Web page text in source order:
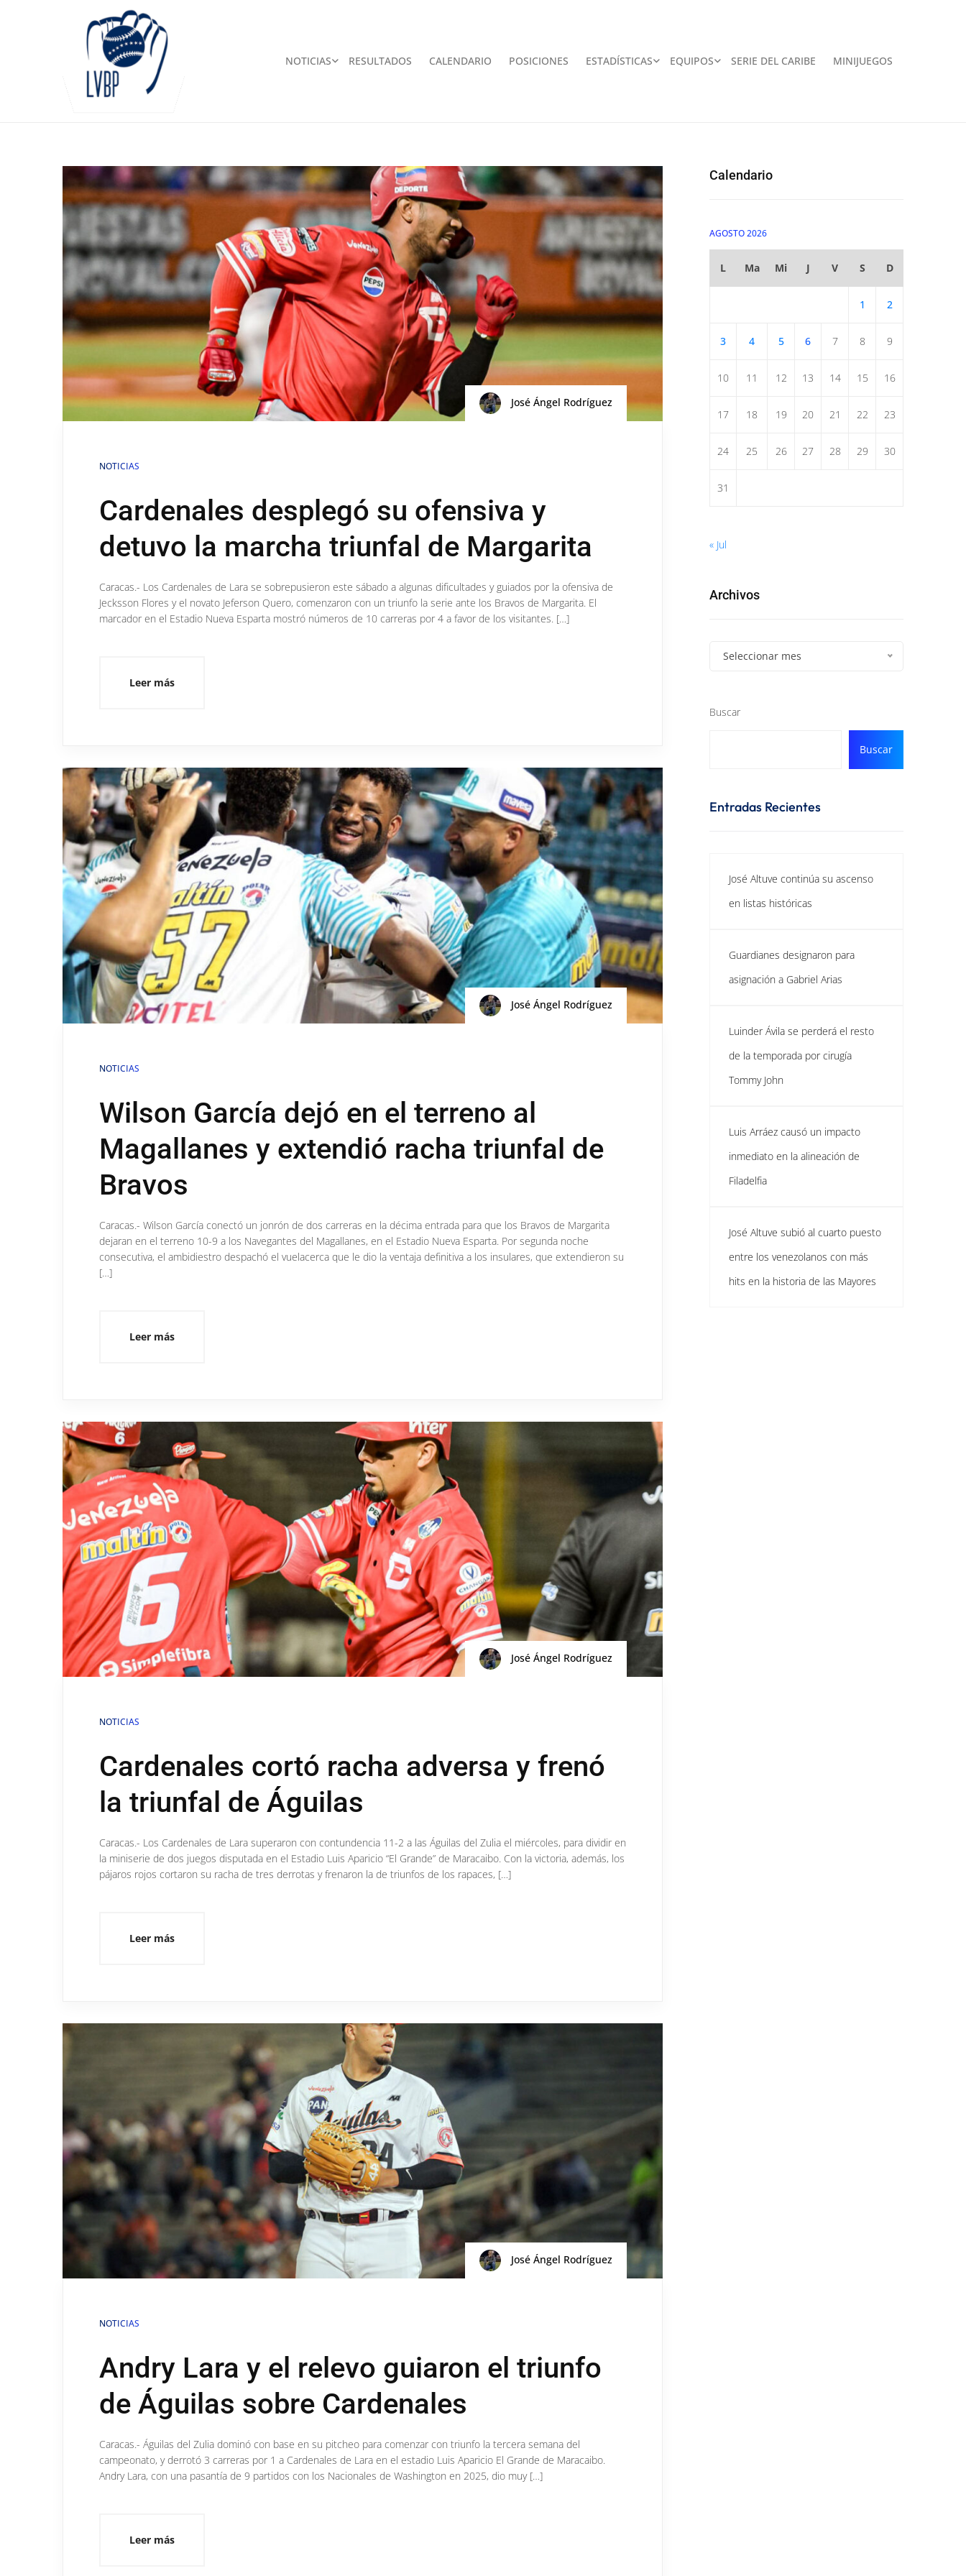
NOTICIAS RESULTADOS CALENDARIO POSICIONES ESTADÍSTICAS EQUIPOS SERIE DEL CARIBE MINIJUEGOS
José Ángel Rodríguez
NOTICIAS
Cardenales desplegó su ofensiva y
detuvo la marcha triunfal de Margarita
Caracas.- Los Cardenales de Lara se sobrepusieron este sábado a algunas dificultades y guiados por la ofensiva de
Jecksson Flores y el novato Jeferson Quero, comenzaron con un triunfo la serie ante los Bravos de Margarita. El
marcador en el Estadio Nueva Esparta mostró números de 10 carreras por 4 a favor de los visitantes. […]
Leer más
José Ángel Rodríguez
NOTICIAS
Wilson García dejó en el terreno al
Magallanes y extendió racha triunfal de
Bravos
Caracas.- Wilson García conectó un jonrón de dos carreras en la décima entrada para que los Bravos de Margarita
dejaran en el terreno 10-9 a los Navegantes del Magallanes, en el Estadio Nueva Esparta. Por segunda noche
consecutiva, el ambidiestro despachó el vuelacerca que le dio la ventaja definitiva a los insulares, que extendieron su
[…]
Leer más
José Ángel Rodríguez
NOTICIAS
Cardenales cortó racha adversa y frenó
la triunfal de Águilas
Caracas.- Los Cardenales de Lara superaron con contundencia 11-2 a las Águilas del Zulia el miércoles, para dividir en
la miniserie de dos juegos disputada en el Estadio Luis Aparicio “El Grande” de Maracaibo. Con la victoria, además, los
pájaros rojos cortaron su racha de tres derrotas y frenaron la de triunfos de los rapaces, […]
Leer más
José Ángel Rodríguez
NOTICIAS
Andry Lara y el relevo guiaron el triunfo
de Águilas sobre Cardenales
Caracas.- Águilas del Zulia dominó con base en su pitcheo para comenzar con triunfo la tercera semana del
campeonato, y derrotó 3 carreras por 1 a Cardenales de Lara en el estadio Luis Aparicio El Grande de Maracaibo.
Andry Lara, con una pasantía de 9 partidos con los Nacionales de Washington en 2025, dio muy […]
Leer más
Calendario
AGOSTO 2026
L Ma Mi J V S D
1 2
3 4 5 6 7 8 9
10 11 12 13 14 15 16
17 18 19 20 21 22 23
24 25 26 27 28 29 30
31
« Jul
Archivos
Seleccionar mes
Buscar
Buscar
Entradas Recientes
José Altuve continúa su ascenso
en listas históricas
Guardianes designaron para
asignación a Gabriel Arias
Luinder Ávila se perderá el resto
de la temporada por cirugía
Tommy John
Luis Arráez causó un impacto
inmediato en la alineación de
Filadelfia
José Altuve subió al cuarto puesto
entre los venezolanos con más
hits en la historia de las Mayores